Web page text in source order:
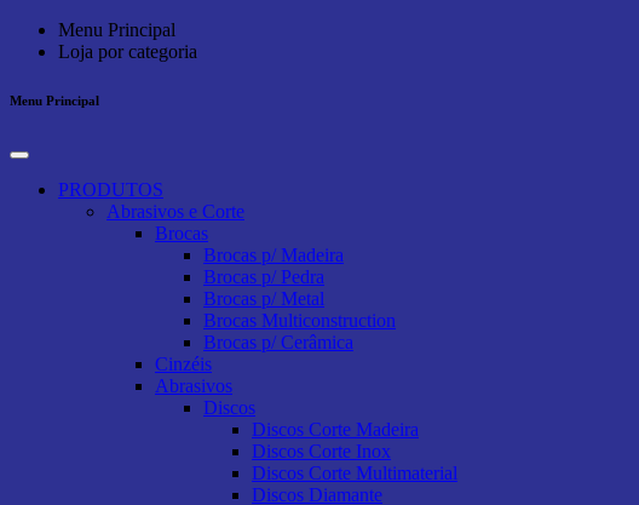
Menu Principal
Loja por categoria
Menu Principal
PRODUTOS
Abrasivos e Corte
Brocas
Brocas p/ Madeira
Brocas p/ Pedra
Brocas p/ Metal
Brocas Multiconstruction
Brocas p/ Cerâmica
Cinzéis
Abrasivos
Discos
Discos Corte Madeira
Discos Corte Inox
Discos Corte Multimaterial
Discos Diamante